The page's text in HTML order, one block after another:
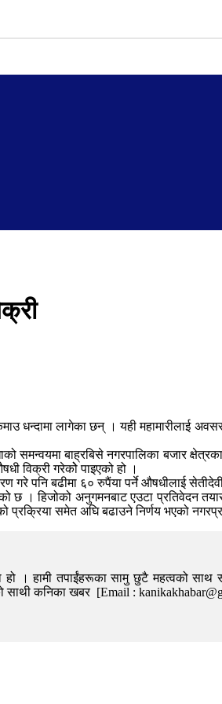
धन्दामा लागेका छन् । यही
समन्वयमा बाह्रबिसे नगरपालिका बजार
विक्री गरेकोे पाइएको हो ।
गरे पनि बढीमा ६० रुपैंया पर्ने औषधीलाई
छ । हिजोको अनुगमनबाट एउटा प्रतिवेदन
प्रक्रिया समेत अघि बढाउने निर्णय भएको
हो । हामी तपाईंहरूका सामु छुटै महत्वको
साथी कनिका खबर [Email :